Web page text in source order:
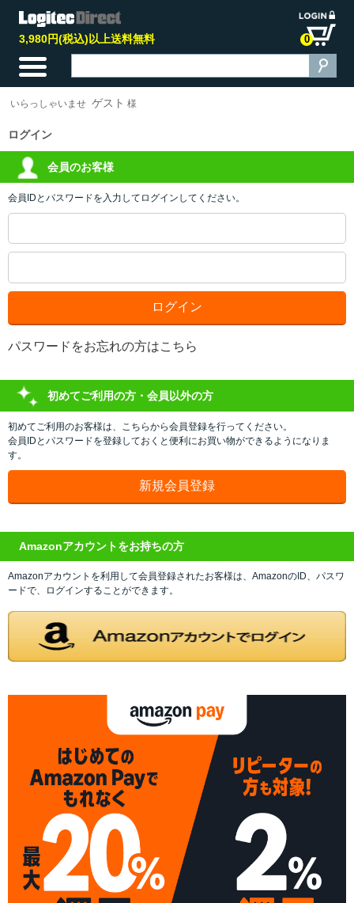
3,980円(税込)以上送料無料 0
いらっしゃいませ ゲスト 様
ログイン
会員のお客様
会員IDとパスワードを入力してログインしてください。
パスワードをお忘れの方はこちら
初めてご利用の方・会員以外の方
初めてご利用のお客様は、こちらから会員登録を行ってください。
会員IDとパスワードを登録しておくと便利にお買い物ができるようになりま
す。
Amazonアカウントをお持ちの方
Amazonアカウントを利用して会員登録されたお客様は、AmazonのID、パスワ
ードで、ログインすることができます。